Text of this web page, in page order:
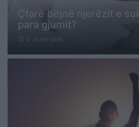
Çfarë bëjnë njerëzit e
para gjumit?
3 vit me parë